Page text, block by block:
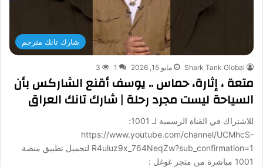
شارك تانك مترجم
Shark Tank Global مايو 15, 2026 1
3
متعة ، إثارة، حماس .. يوسف أقنع الشاركس بأن
السياحة ليست مجرد رحلة | شارك تانك العراق
للاشتراك في القناة الرسمية لـ 1001:
https://www.youtube.com/channel/UCMhcS-
R4uluz9x_764NeqZw?sub_confirmation=1 لتحميل تطبيق منصة
1001 مباشرة من متجر غوغل :